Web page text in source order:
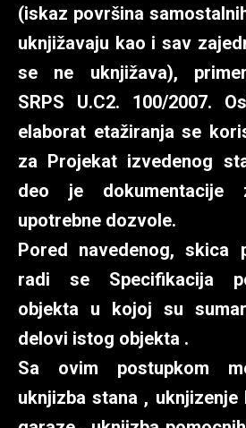
(iskaz površina
uknjižavaju kao i sav
se ne uknjižava),
SRPS U.C2. 100/2007.
elaborat etažiranja se
za Projekat izvedenog
deo je dokumentacije
upotrebne dozvole.
Pored navedenog, skica
radi se Specifikacija
objekta u kojoj su
delovi istog objekta .
Sa ovim postupkom
uknjizba stana ,